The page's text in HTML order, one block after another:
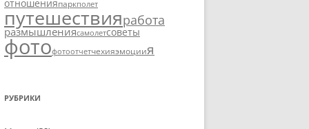
отношенияпаркполет
путешествияработа
размышлениясамолетсоветы
фотофотоотчетчехияэмоциия
РУБРИКИ